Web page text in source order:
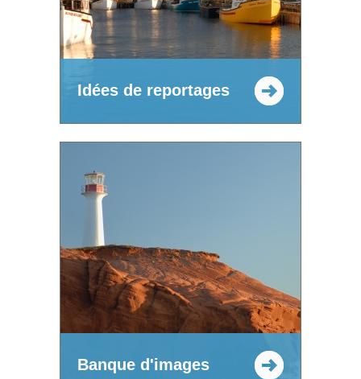
Idées de reportages
Banque d'images